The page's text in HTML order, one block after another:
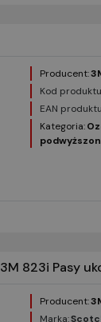
Producent:
Kod
EAN
Kategoria:
3M 823i Pasy
Producent:
Marka: